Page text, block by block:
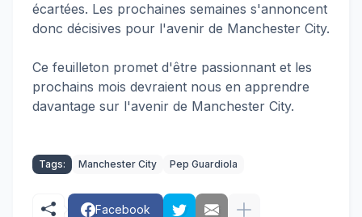
écartées. Les prochaines semaines s'annoncent
donc décisives pour l'avenir de Manchester City.
Ce feuilleton promet d'être passionnant et les
prochains mois devraient nous en apprendre
davantage sur l'avenir de Manchester City.
Tags: Manchester City Pep Guardiola
Facebook